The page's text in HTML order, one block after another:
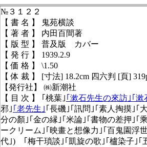
№３１２２
【 書 名 】 鬼苑横談
【 著 者 】 内田百間著
【 版 型 】 普及版 カバー
【 発 行 】 1939.2.9
【 価 格 】 \1.50
【 体 裁 】 [寸法] 18.2cm 四六判 [頁]
【発行社】 ㈱新潮社
【 目 次 】 ｢桃葉｣ ｢漱石先生の來訪｣｢漱
邪｣ ｢老先生｣ ｢長磯｣｢訊問｣｢素人掏摸｣｢
分の顏｣｢金の縁｣｢米論｣｢書物の差押｣｢
ークリーム｣｢映畫と想像力｣｢百鬼園浮
代｣) ｢梅干瑣談｣｢凱旋の歌｣｢櫨染子｣｢